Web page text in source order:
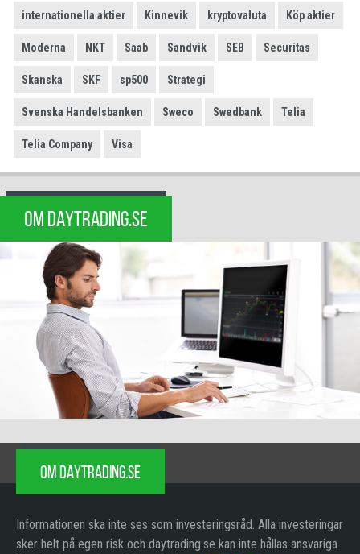
internationella aktier Kinnevik kryptovaluta Köp aktier
Moderna NKT Saab Sandvik SEB Securitas
Skanska SKF sp500 Strategi
Svenska Handelsbanken Sweco Swedbank Telia
Telia Company Visa
OM DAYTRADING.SE
OM DAYTRADING.SE
Informationen ska inte ses som investeringsråd. Alla investeringar
sker helt på egen risk och daytrading.se kan inte hållas ansvariga